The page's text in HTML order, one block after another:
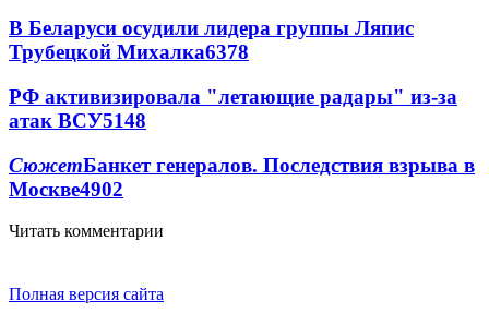
В Беларуси осудили лидера группы Ляпис
Трубецкой Михалка6378
РФ активизировала "летающие радары" из-за
атак ВСУ5148
СюжетБанкет генералов. Последствия взрыва в
Москве4902
Читать комментарии
Полная версия сайта